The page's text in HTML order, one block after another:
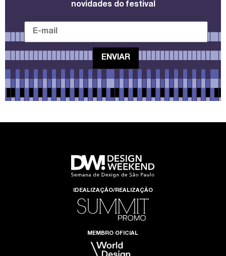
novidades do festival
IDEALIZAÇÃO/REALIZAÇÃO
MEMBRO OFICIAL